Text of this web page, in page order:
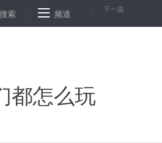
任第２１届上海国际电影节金爵奖评委会主席
搜索 频道 下一篇
都怎么玩